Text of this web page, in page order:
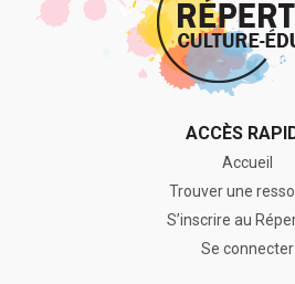
ACCÈS
Accueil
Trouver une
S’inscrire au
Se connecter